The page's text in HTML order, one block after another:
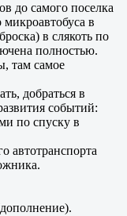
до самого поселка
в
в слякоть по
полностью.
там самое
добраться в
событий:
по спуску в
автотранспорта